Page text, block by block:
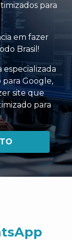
para
em fazer
Brasil!
especializada
para Google,
site que
para